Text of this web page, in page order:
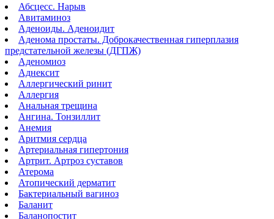
Абсцесс. Нарыв
Авитаминоз
Аденоиды. Аденоидит
Аденома простаты. Доброкачественная гиперплазия
предстательной железы (ДГПЖ)
Аденомиоз
Аднексит
Аллергический ринит
Аллергия
Анальная трещина
Ангина. Тонзиллит
Анемия
Аритмия сердца
Артериальная гипертония
Артрит. Артроз суставов
Атерома
Атопический дерматит
Бактериальный вагиноз
Баланит
Баланопостит